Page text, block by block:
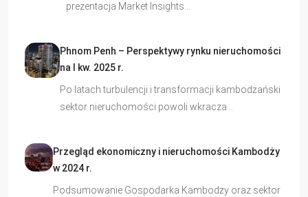
prezentacja Market Insights…
Phnom Penh – Perspektywy rynku nieruchomości
na I kw. 2025 r.
Po latach turbulencji i transformacji kambodżański
sektor nieruchomości powoli wkracza…
Przegląd ekonomiczny i nieruchomości Kambodży
w 2024 r.
Podsumowanie Gospodarka Kambodży oraz sektor